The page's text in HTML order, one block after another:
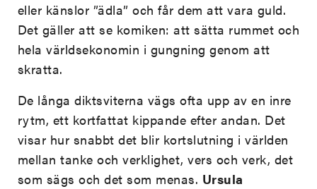
eller känslor ”ädla” och får dem att vara guld.
Det gäller att se komiken: att sätta rummet och
hela världsekonomin i gungning genom att
skratta.
De långa diktsviterna vägs ofta upp av en inre
rytm, ett kortfattat kippande efter andan. Det
visar hur snabbt det blir kortslutning i världen
mellan tanke och verklighet, vers och verk, det
som sägs och det som menas. Ursula